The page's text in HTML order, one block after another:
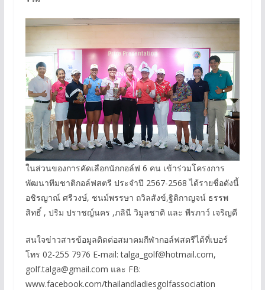
ในส่วนของการคัดเลือกนักกอล์ฟ 6 คน เข้าร่วมโครงการ
พัฒนาทีมชาติกอล์ฟสตรี ประจำปี 2567-2568 ได้รายชื่อดังนี้
อชิรญาณ์ ศรีวงษ์, ชนม์พรรษา ถวิลสังข์,ฐิติกาญจน์ ธรรพ
สิทธิ์ , ปริม ปราชญ์นคร ,ภลินี วิมูลชาติ และ พีรภาว์ เจริญดี
สนใจข่าวสารข้อมูลติดต่อสมาคมกีฬากอล์ฟสตรีได้ที่เบอร์
โทร 02-255 7976 E-mail: talga_golf@hotmail.com,
golf.talga@gmail.com และ FB:
www.facebook.com/thailandladiesgolfassociation